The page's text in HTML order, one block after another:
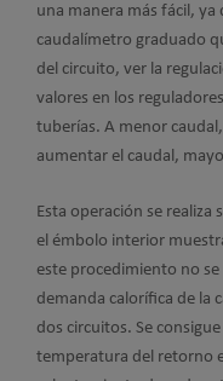
una manera más fácil,
caudalímetro graduado
del circuito, ver la
valores en los
tuberías. A menor
aumentar el caudal,
Esta operación se realiza
el émbolo interior
este procedimiento no
demanda calorífica de la
dos circuitos. Se
temperatura del retorno